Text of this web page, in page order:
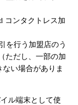
コンタクトレス加
を行う加盟店のう
ただし、一部の加
い場合がありま
ル端末として使